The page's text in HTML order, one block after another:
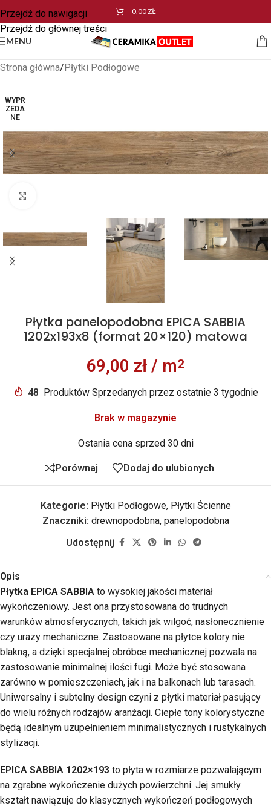
Przejdź do nawigacji
Przejdź do głównej treści
0,00ZŁ
MENU
Strona główna/Płytki Podłogowe
WYPR
ZEDA
NE
Płytka panelopodobna EPICA SABBIA
1202x193x8 (format 20×120) matowa
69,00 zł / m2
48 Produktów Sprzedanych przez ostatnie 3 tygodnie
Brak w magazynie
Ostania cena sprzed 30 dni
Porównaj Dodaj do ulubionych
Kategorie: Płytki Podłogowe, Płytki Ścienne
Znaczniki: drewnopodobna, panelopodobna
Udostępnij
Opis
Płytka EPICA SABBIA to wysokiej jakości materiał
wykończeniowy. Jest ona przystosowana do trudnych
warunków atmosferycznych, takich jak wilgoć, nasłonecznienie
czy urazy mechaniczne. Zastosowane na płytce kolory nie
blakną, a dzięki specjalnej obróbce mechanicznej pozwala na
zastosowanie minimalnej ilości fugi. Może być stosowana
zarówno w pomieszczeniach, jak i na balkonach lub tarasach.
Uniwersalny i subtelny design czyni z płytki materiał pasujący
do wielu różnych rodzajów aranżacji. Ciepłe tony kolorystyczne
będą idealnym uzupełnieniem minimalistycznych i rustykalnych
stylizacji.
EPICA SABBIA 1202×193 to płyta w rozmiarze pozwalającym
na zgrabne wykończenie dużych powierzchni. Jej smukły
kształt nawiązuje do klasycznych wykończeń podłogowych